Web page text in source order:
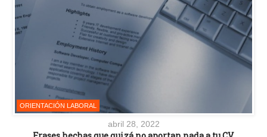
ORIENTACIÓN LABORAL
abril 28, 2022